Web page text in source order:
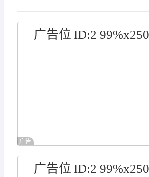
广告位 ID:2 99%x250
广告
广告位 ID:2 99%x250